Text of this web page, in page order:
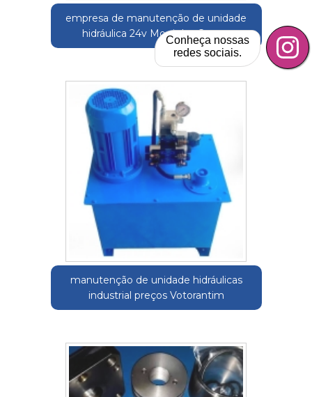
empresa de manutenção de unidade
hidráulica 24v Mogi das Cruzes
manutenção de unidade hidráulicas
industrial preços Votorantim
Conheça nossas
redes sociais.